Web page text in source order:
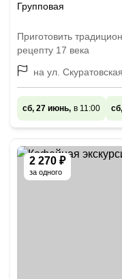
Групповая
Приготовить
рецепту 17 века
на ул. Скуратовская
сб, 27 июнь, в 11:00
2 270 ₽
за одного